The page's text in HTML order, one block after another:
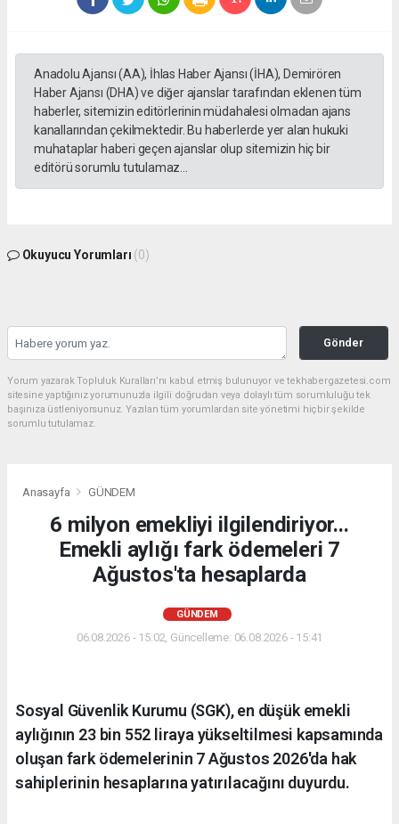
Anadolu Ajansı (AA), İhlas Haber Ajansı (İHA), Demirören
Haber Ajansı (DHA) ve diğer ajanslar tarafından eklenen tüm
haberler, sitemizin editörlerinin müdahalesi olmadan ajans
kanallarından çekilmektedir. Bu haberlerde yer alan hukuki
muhataplar haberi geçen ajanslar olup sitemizin hiç bir
editörü sorumlu tutulamaz...
Okuyucu Yorumları (0)
Gönder
Yorum yazarak Topluluk Kuralları’nı kabul etmiş bulunuyor ve tekhabergazetesi.com
sitesine yaptığınız yorumunuzla ilgili doğrudan veya dolaylı tüm sorumluluğu tek
başınıza üstleniyorsunuz. Yazılan tüm yorumlardan site yönetimi hiçbir şekilde
sorumlu tutulamaz.
Anasayfa GÜNDEM
6 milyon emekliyi ilgilendiriyor...
Emekli aylığı fark ödemeleri 7
Ağustos'ta hesaplarda
GÜNDEM
06.08.2026 - 15:02, Güncelleme: 06.08.2026 - 15:41
Sosyal Güvenlik Kurumu (SGK), en düşük emekli
aylığının 23 bin 552 liraya yükseltilmesi kapsamında
oluşan fark ödemelerinin 7 Ağustos 2026'da hak
sahiplerinin hesaplarına yatırılacağını duyurdu.